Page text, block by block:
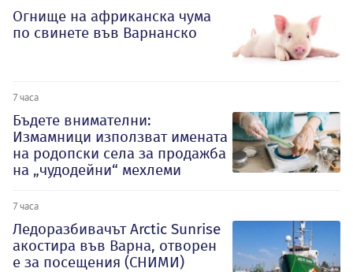
Огнище на африканска чума
по свинете във Варнанско
7 часа
Бъдете внимателни:
Измамници използват имената
на родопски села за продажба
на „чудодейни“ мехлеми
7 часа
Ледоразбивачът Arctic Sunrise
акостира във Варна, отворен
е за посещения (СНИМИ)